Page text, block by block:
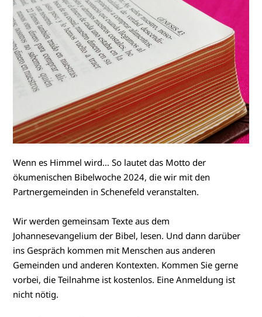
Wenn es Himmel wird… So lautet das Motto der
ökumenischen Bibelwoche 2024, die wir mit den
Partnergemeinden in Schenefeld veranstalten.
Wir werden gemeinsam Texte aus dem
Johannesevangelium der Bibel, lesen. Und dann darüber
ins Gespräch kommen mit Menschen aus anderen
Gemeinden und anderen Kontexten. Kommen Sie gerne
vorbei, die Teilnahme ist kostenlos. Eine Anmeldung ist
nicht nötig.